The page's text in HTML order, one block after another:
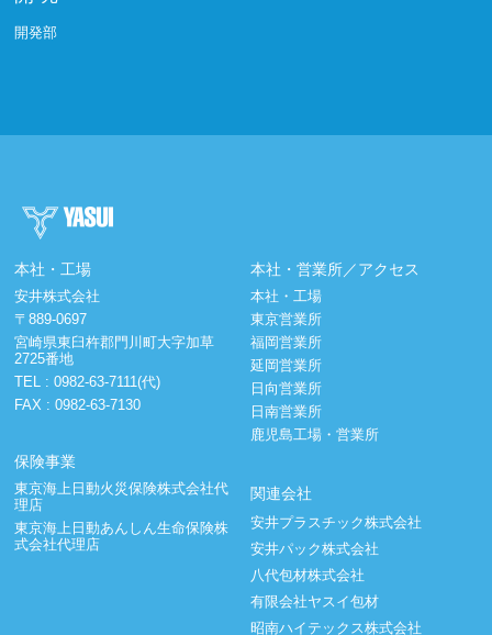
開発部
本社・工場
安井株式会社
〒889-0697
宮崎県東臼杵郡門川町大字加草
2725番地
TEL :0982-63-7111(代)
FAX : 0982-63-7130
保険事業
東京海上日動火災保険株式会社代
理店
東京海上日動あんしん生命保険株
式会社代理店
本社・営業所／アクセス
本社・工場
東京営業所
福岡営業所
延岡営業所
日向営業所
日南営業所
鹿児島工場・営業所
関連会社
安井プラスチック株式会社
安井パック株式会社
八代包材株式会社
有限会社ヤスイ包材
昭南ハイテックス株式会社